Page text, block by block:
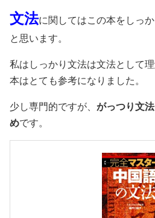
文法に関してはこの本をしっ
と思います。
私はしっかり文法は文法として
本はとても参考になりました。
少し専門的ですが、 がっつり文
めです。